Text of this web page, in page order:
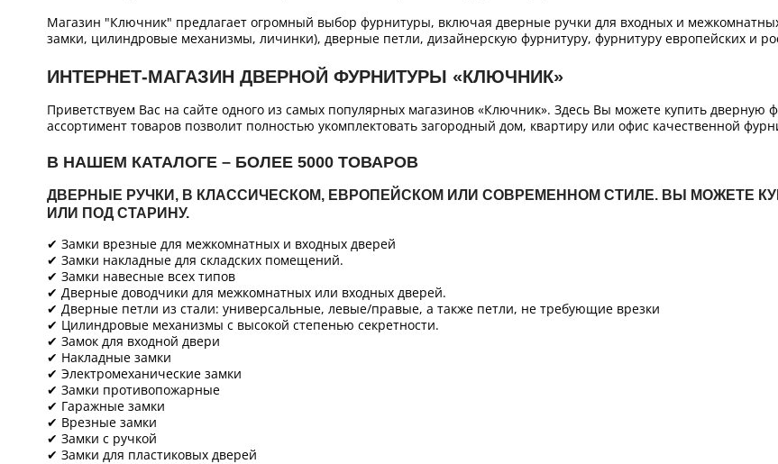
Магазин "Ключник" предлагает огромный выбор фурнитуры, включая дверные ручки для входных и
замки, цилиндровые механизмы, личинки), дверные петли, дизайнерскую фурнитуру, фурнитуру европейских и
ИНТЕРНЕТ-МАГАЗИН ДВЕРНОЙ ФУРНИТУРЫ «КЛЮЧНИК»
Приветствуем Вас на сайте одного из самых популярных магазинов «Ключник». Здесь Вы можете купить
ассортимент товаров позволит полностью укомплектовать загородный дом, квартиру или офис качественной
В НАШЕМ КАТАЛОГЕ – БОЛЕЕ 5000 ТОВАРОВ
ДВЕРНЫЕ РУЧКИ, В КЛАССИЧЕСКОМ, ЕВРОПЕЙСКОМ ИЛИ СОВРЕМЕННОМ СТИЛЕ. ВЫ МОЖЕТЕ
ИЛИ ПОД СТАРИНУ.
✔ Замки врезные для межкомнатных и входных дверей
✔ Замки накладные для складских помещений.
✔ Замки навесные всех типов
✔ Дверные доводчики для межкомнатных или входных дверей.
✔ Дверные петли из стали: универсальные, левые/правые, а также петли, не требующие врезки
✔ Цилиндровые механизмы с высокой степенью секретности.
✔ Замок для входной двери
✔ Накладные замки
✔ Электромеханические замки
✔ Замки противопожарные
✔ Гаражные замки
✔ Врезные замки
✔ Замки с ручкой
✔ Замки для пластиковых дверей